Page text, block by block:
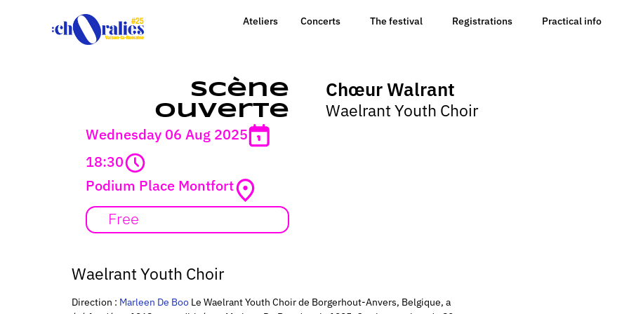
Ateliers Concerts The festival Registrations Practical info
Scène
ouverte
Wednesday 06 Aug 2025
18:30
Podium Place Montfort
Free
Chœur Walrant
Waelrant Youth Choir
Waelrant Youth Choir
Direction : Marleen De Boo Le Waelrant Youth Choir de Borgerhout-Anvers, Belgique, a